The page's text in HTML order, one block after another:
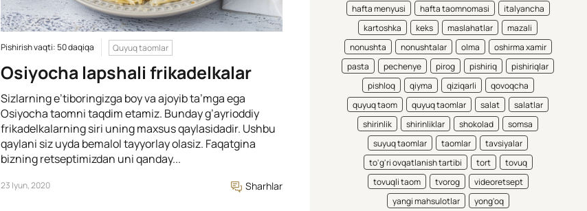
Pishirish vaqti: 50 daqiqa Quyuq taomlar
Osiyocha lapshali frikadelkalar
Sizlarning e’tiboringizga boy va ajoyib ta’mga ega
Osiyocha taomni taqdim etamiz. Bunday g’ayrioddiy
frikadelkalarning siri uning maxsus qaylasidadir. Ushbu
qaylani siz uyda bemalol tayyorlay olasiz. Faqatgina
bizning retseptimizdan uni qanday...
23 Iyun, 2020 Sharhlar
hafta menyusi
hafta taomnomasi
italyancha
kartoshka
keks maslahatlar
mazali
nonushta
nonushtalar olma
oshirma xamir
pasta
pechenye pirog pishiriq
pishiriqlar
pishloq
qiyma qiziqarli
qovoqcha
quyuq taom
quyuq taomlar salat
salatlar
shirinlik
shirinliklar shokolad
somsa
suyuq taomlar
taomlar
tavsiyalar
to'g'ri ovqatlanish tartibi
tort
tovuq
tovuqli taom
tvorog
videoretsept
yangi mahsulotlar
yong'oq